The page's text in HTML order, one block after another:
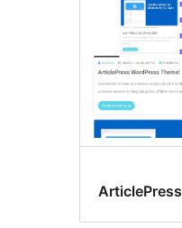
ArticlePress